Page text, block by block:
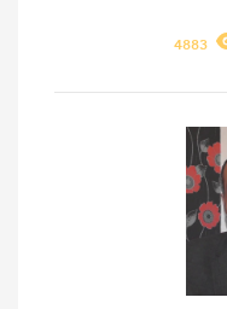
4883